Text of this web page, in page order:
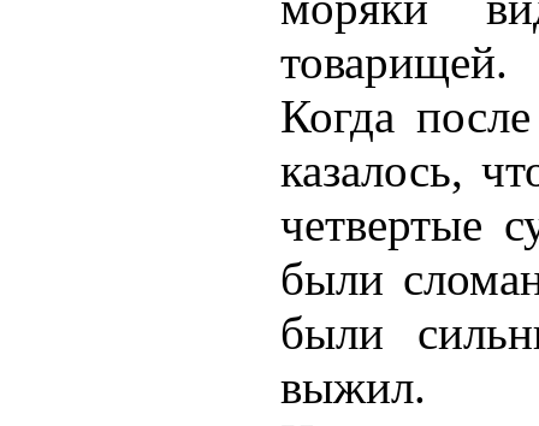
товарищей.
Когда
казалось,
четвертые
были
были
выжил.